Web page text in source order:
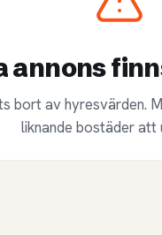
annons
bort av hyresvärden.
liknande bostäder att